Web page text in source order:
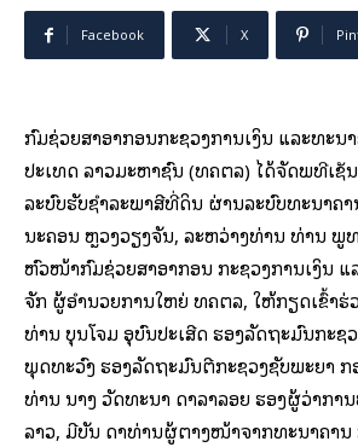
Facebook X
ກົມຊ່ວຍສາອາກອນກະຊວງການເງິນ ແລະທະນ
ປະເທດ ລາວມະຫາຊົນ (ທຄຕລ) ໄດ້ຈັດພິທີເຊັ
ລະບົບຮັບຊໍາລະພາສີທີ່ດິນ ຜ່ານລະບົບທະນາຄ
ນະຄອນ ຫຼວງວຽງຈັນ, ລະຫວ່າງທ່ານ ທ່ານ ພູ
ຫົວໜ້າກົມຊ່ວຍສາອາກອນ ກະຊວງການເງິນ
ຈັກ ຜູ້ອໍານວຍການໃຫຍ່ ທຄຕລ, ໃຫ້ກຽດເຂົ້າ
ທ່ານ ບຸນໂຈມ ອຸບົນປະເສີດ ຮອງລັດຖະມົນກະຊ
ພຸດທະວົງ ຮອງລັດຖະມົນຕີກະຊວງຊັບພະຍາ ກ
ທ່ານ ນາງ ວັດທະນາ ດາລາລອຍ ຮອງຜູ້ວ່າກາ
ລາວ, ມີບັນ ດາທ່ານຜູ້ຕາງໜ້າຈາກທະນາຄານ